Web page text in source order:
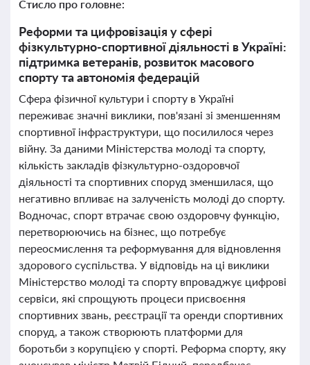
Стисло про головне:
Реформи та цифровізація у сфері
фізкультурно-спортивної діяльності в Україні:
підтримка ветеранів, розвиток масового
спорту та автономія федерацій
Сфера фізичної культури і спорту в Україні
переживає значні виклики, пов'язані зі зменшенням
спортивної інфраструктури, що посилилося через
війну. За даними Міністерства молоді та спорту,
кількість закладів фізкультурно-оздоровчої
діяльності та спортивних споруд зменшилася, що
негативно впливає на залученість молоді до спорту.
Водночас, спорт втрачає свою оздоровчу функцію,
перетворюючись на бізнес, що потребує
переосмислення та реформування для відновлення
здорового суспільства. У відповідь на ці виклики
Міністерство молоді та спорту впроваджує цифрові
сервіси, які спрощують процеси присвоєння
спортивних звань, реєстрації та оренди спортивних
споруд, а також створюють платформи для
боротьби з корупцією у спорті. Реформа спорту, яку